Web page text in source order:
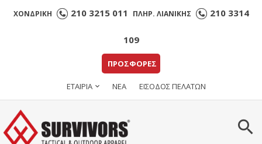
ΧΟΝΔΡΙΚΗ 210 3215 011 ΠΛΗΡ. ΛΙΑΝΙΚΗΣ 210 3314
109
ΠΡΟΣΦΟΡΕΣ
ΕΤΑΙΡΙΑ ΝΕΑ ΕΙΣΟΔΟΣ ΠΕΛΑΤΩΝ